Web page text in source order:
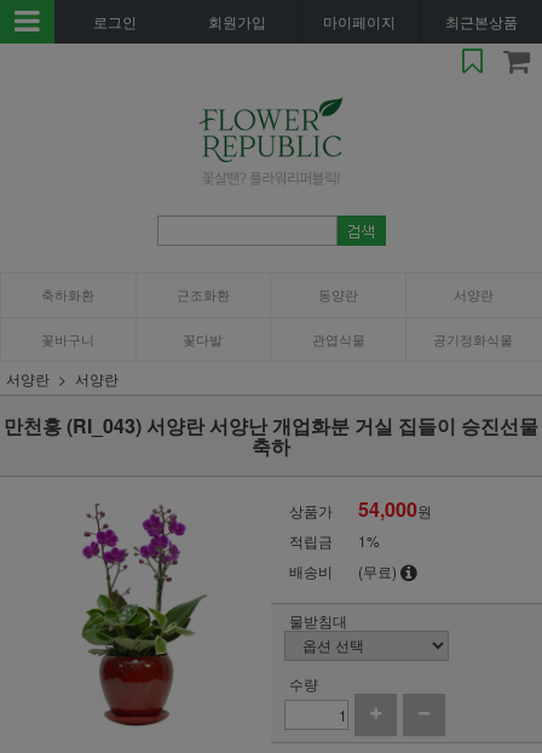
로그인 회원가입 마이페이지 최근본상품
축하화환 근조화환 동양란 서양란
꽃바구니 꽃다발 관엽식물 공기정화식물
서양란 서양란
만천홍 (RI_043) 서양란 서양난 개업화분 거실 집들이 승진선물
축하
상품가 54,000원
적립금
1%
배송비
(무료)
물받침대
수량